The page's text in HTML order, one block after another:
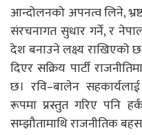
आन्दोलनको अपनत्व लिने,
संरचनागत सुधार गर्ने, र
देश बनाउने लक्ष्य राखिएको
दिएर सक्रिय पार्टी
छ। रवि–बालेन
रूपमा प्रस्तुत गरिए पनि
सम्झौतामाथि राजनीतिक